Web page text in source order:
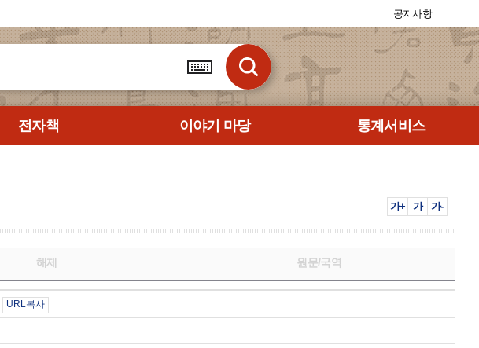
공지사항
전자책 이야기 마당 통계서비스
가+ 가 가-
해제 원문/국역
URL복사